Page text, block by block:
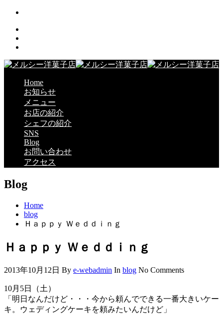
Home
お知らせ
メニュー
お店の紹介
シェフの紹介
SNS
Blog
お問い合わせ
アクセス
Blog
Home
blog
Ｈａｐｐｙ Ｗｅｄｄｉｎｇ
Ｈａｐｐｙ Ｗｅｄｄｉｎｇ
2013年10月12日 By e-webadmin In blog No Comments
10月5日（土）
「明日なんだけど・・・今から頼んでできる一番大きいケー
キ。ウェディングケーキを頼みたいんだけど」